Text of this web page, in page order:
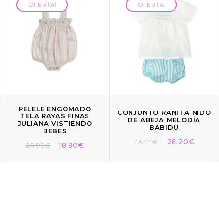
¡OFERTA!
¡OFERTA!
PELELE ENGOMADO
TELA RAYAS FINAS
JULIANA VISTIENDO
BEBES
26,99€ 18,90€
¡OFERTA!
¡OFERTA!
CONJUNTO RANITA NIDO
DE ABEJA MELODÍA
BABIDU
46,99€ 28,20€